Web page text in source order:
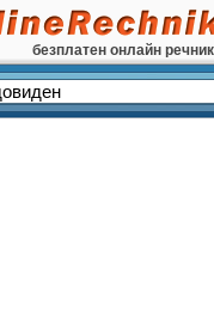
безплатен онлайн речник